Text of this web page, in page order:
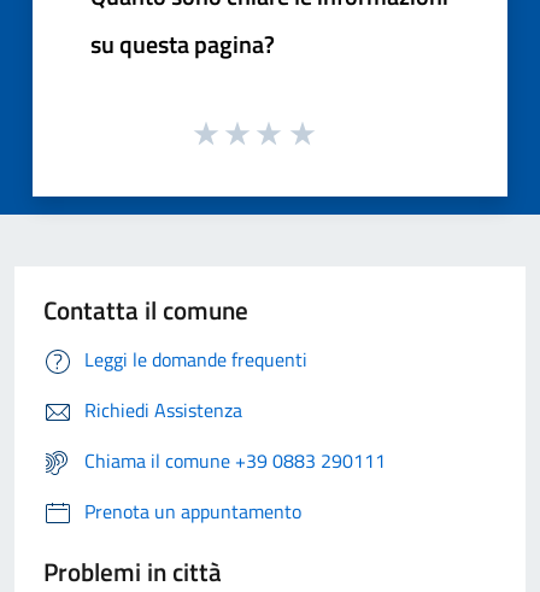
su questa pagina?
Contatta il comune
Leggi le domande frequenti
Richiedi Assistenza
Chiama il comune +39 0883 290111
Prenota un appuntamento
Problemi in città